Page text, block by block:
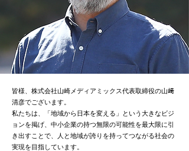
皆様、株式会社山崎メディアミックス代表取締役の山﨑
清彦でございます。
私たちは、「地域から日本を変える」という大きなビジ
ョンを掲げ、中小企業の持つ無限の可能性を最大限に引
き出すことで、人と地域が誇りを持ってつながる社会の
実現を目指しています。